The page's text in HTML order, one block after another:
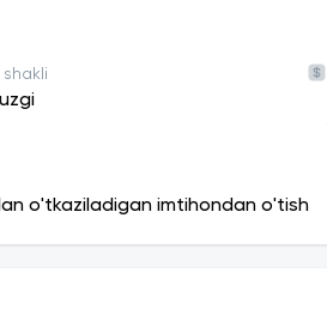
shakli
o'tkaziladigan imtihondan o'tish